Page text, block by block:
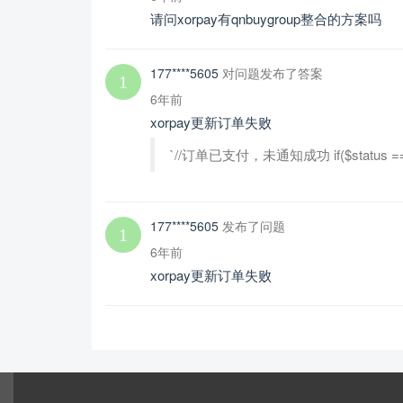
请问xorpay有qnbuygroup整合的方案吗
177****5605 对问题发布了答案
6年前
xorpay更新订单失败
`//订单已支付，未通知成功 if($status
177****5605 发布了问题
6年前
xorpay更新订单失败